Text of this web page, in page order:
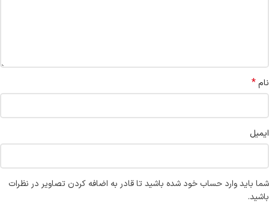
نام*
ایمیل
شما باید وارد حساب خود شده باشید تا قادر به اضافه کردن تصاویر در نظرات
باشید.